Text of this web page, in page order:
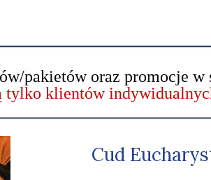
pakietów oraz promocje w
tylko klientów
Cud